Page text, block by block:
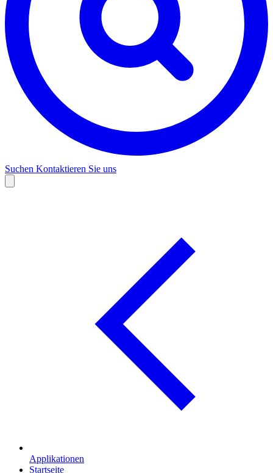
Suchen Kontaktieren Sie uns
Applikationen
Startseite